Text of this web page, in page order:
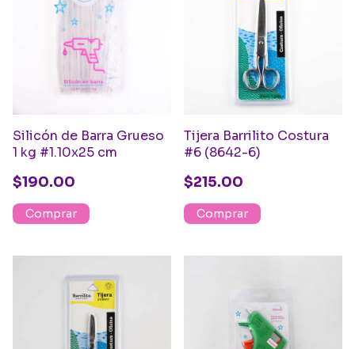
Silicón de Barra Grueso
1 kg #1.10x25 cm
$190.00
Tijera Barrilito Costura
#6 (8642-6)
$215.00